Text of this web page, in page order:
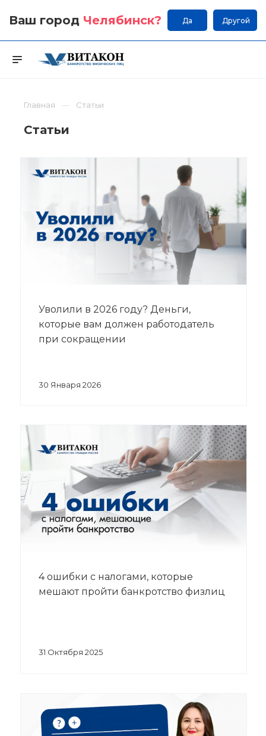
Ваш город Челябинск? Да Другой
Главная Статьи
Статьи
Уволили в 2026 году? Деньги,
которые вам должен работодатель
при сокращении
30 Января 2026
4 ошибки с налогами, которые
мешают пройти банкротство физлиц
31 Октября 2025